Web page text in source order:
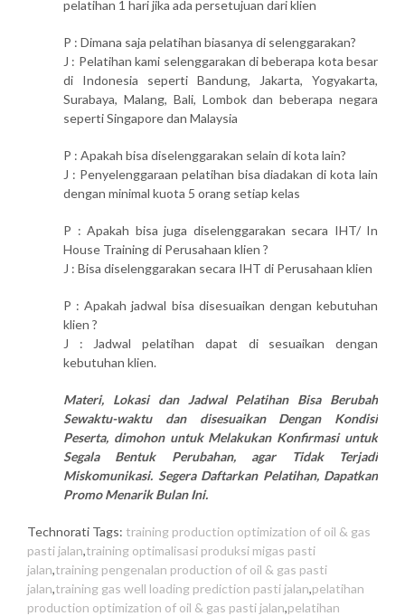
pelatihan 1 hari jika ada persetujuan dari klien
P : Dimana saja pelatihan biasanya di selenggarakan?
J : Pelatihan kami selenggarakan di beberapa kota besar
di Indonesia seperti Bandung, Jakarta, Yogyakarta,
Surabaya, Malang, Bali, Lombok dan beberapa negara
seperti Singapore dan Malaysia
P : Apakah bisa diselenggarakan selain di kota lain?
J : Penyelenggaraan pelatihan bisa diadakan di kota lain
dengan minimal kuota 5 orang setiap kelas
P : Apakah bisa juga diselenggarakan secara IHT/ In
House Training di Perusahaan klien ?
J : Bisa diselenggarakan secara IHT di Perusahaan klien
P : Apakah jadwal bisa disesuaikan dengan kebutuhan
klien ?
J : Jadwal pelatihan dapat di sesuaikan dengan
kebutuhan klien.
Materi, Lokasi dan Jadwal Pelatihan Bisa Berubah
Sewaktu-waktu dan disesuaikan Dengan Kondisi
Peserta, dimohon untuk Melakukan Konfirmasi untuk
Segala Bentuk Perubahan, agar Tidak Terjadi
Miskomunikasi. Segera Daftarkan Pelatihan, Dapatkan
Promo Menarik Bulan Ini.
Technorati Tags: training production optimization of oil & gas
pasti jalan,training optimalisasi produksi migas pasti
jalan,training pengenalan production of oil & gas pasti
jalan,training gas well loading prediction pasti jalan,pelatihan
production optimization of oil & gas pasti jalan,pelatihan